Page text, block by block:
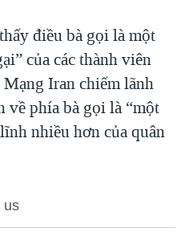
điều bà gọi là một
của các thành viên
Iran chiếm lãnh
về phía bà gọi là “một
nhiều hơn của quân
us